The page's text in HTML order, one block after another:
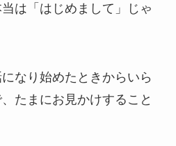
は「はじめまして」じゃ
なり始めたときからいら
たまにお見かけすること